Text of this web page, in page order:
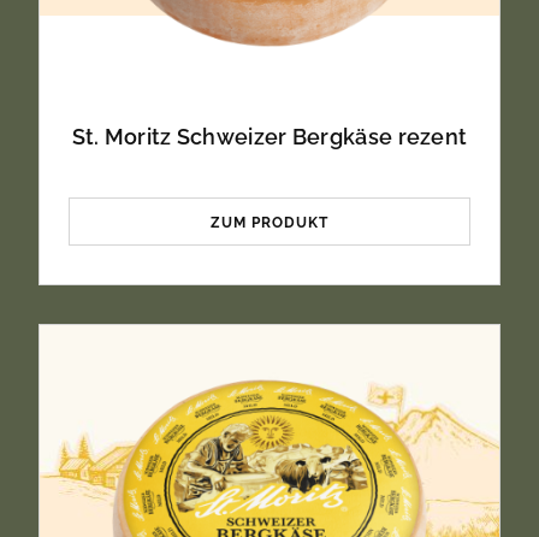
St. Moritz Schweizer Bergkäse rezent
ZUM PRODUKT